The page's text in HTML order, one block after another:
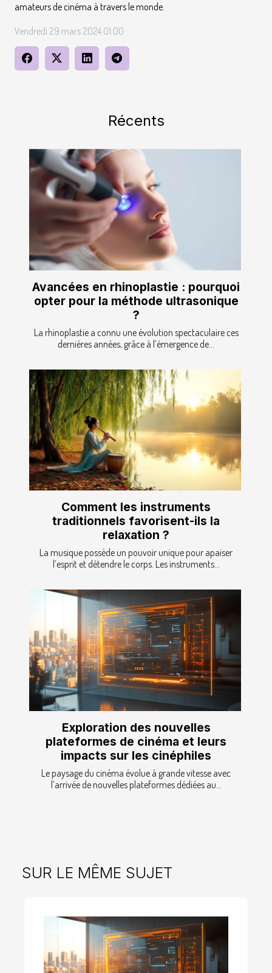
amateurs de cinéma à travers le monde.
Vendredi 29 mars 2024 01:00
Récents
Avancées en rhinoplastie : pourquoi
opter pour la méthode ultrasonique
?
La rhinoplastie a connu une évolution spectaculaire ces
dernières années, grâce à l’émergence de...
Comment les instruments
traditionnels favorisent-ils la
relaxation ?
La musique possède un pouvoir unique pour apaiser
l’esprit et détendre le corps. Les instruments...
Exploration des nouvelles
plateformes de cinéma et leurs
impacts sur les cinéphiles
Le paysage du cinéma évolue à grande vitesse avec
l’arrivée de nouvelles plateformes dédiées au...
SUR LE MÊME SUJET